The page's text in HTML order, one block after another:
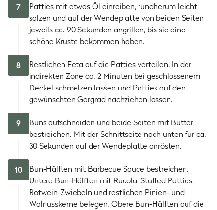
7
Patties mit etwas Öl einreiben, rundherum leicht
salzen und auf der Wendeplatte von beiden Seiten
jeweils ca. 90 Sekunden angrillen, bis sie eine
schöne Kruste bekommen haben.
8
Restlichen Feta auf die Patties verteilen. In der
indirekten Zone ca. 2 Minuten bei geschlossenem
Deckel schmelzen lassen und Patties auf den
gewünschten Gargrad nachziehen lassen.
9
Buns aufschneiden und beide Seiten mit Butter
bestreichen. Mit der Schnittseite nach unten für ca.
30 Sekunden auf der Wendeplatte anrösten.
10
Bun-Hälften mit Barbecue Sauce bestreichen.
Untere Bun-Hälften mit Rucola, Stuffed Patties,
Rotwein-Zwiebeln und restlichen Pinien- und
Walnusskerne belegen. Obere Bun-Hälften auf die